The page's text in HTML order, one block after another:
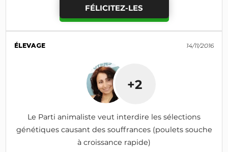
FÉLICITEZ-LES
ÉLEVAGE 14/11/2016
+2
Le Parti animaliste veut interdire les sélections
génétiques causant des souffrances (poulets souche
à croissance rapide)